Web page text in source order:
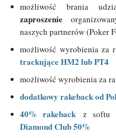
możliwość brania
zaproszenie
naszych partnerów (Poker
możliwość wyrobienia za
trackujące HM2 lub PT4
możliwość wyrobienia za
dodatkowy rakeback od
40% rakeback z softu
Diamond Club 50%